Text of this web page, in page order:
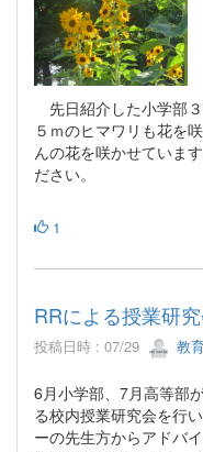
先日紹介した小学部
５ｍのヒマワリも花を
んの花を咲かせていま
ださい。
1
RRによる授業研
投稿日時 : 07/29 教
6月小学部、7月高等部
る校内授業研究会を行
ーの先生方からアドバ